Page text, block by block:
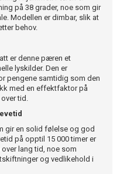
på 38 grader, noe som gir
Modellen er dimbar, slik at
behov.
er denne pæren et
lyskilder. Den er
pengene samtidig som den
med en effektfaktor på
tid.
gir en solid følelse og god
på opptil 15 000 timer er
lang tid, noe som
og vedlikehold i